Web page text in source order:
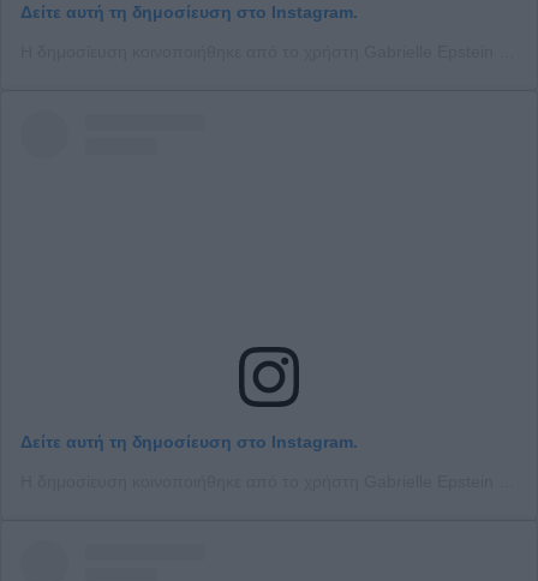
Δείτε αυτή τη δημοσίευση στο Instagram.
Δείτε αυτή τη δημοσίευση στο Instagram.